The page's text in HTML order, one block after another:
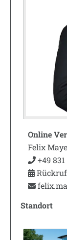
Online
Felix
+49
Standort